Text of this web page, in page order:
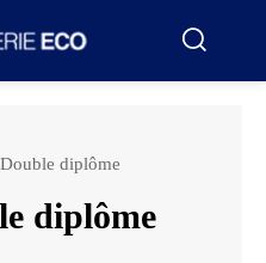
Double diplôme
diplôme